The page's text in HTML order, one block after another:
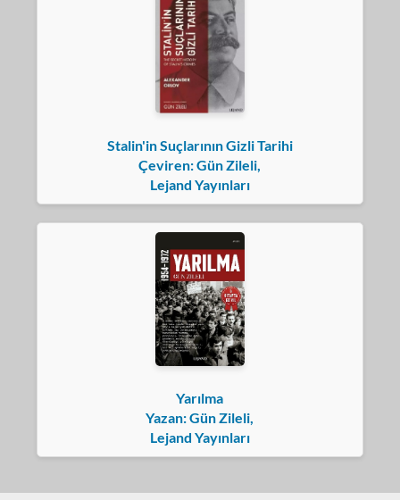
Stalin'in Suçlarının Gizli Tarihi
Çeviren: Gün Zileli,
Lejand Yayınları
Yarılma
Yazan: Gün Zileli,
Lejand Yayınları